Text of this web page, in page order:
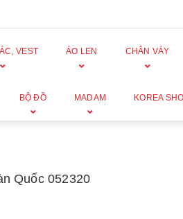
VEST ÁO LEN CHÂN VÁY
BỘ ĐỒ MADAM KOREA
Quốc 052320